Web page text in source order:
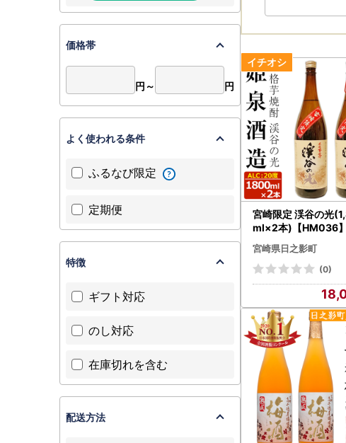
宮崎限定 渓谷の光
ml×2本)【HM036
泉酒造合資会社】
宮崎県日之影町
(0)
価格帯
円～ 円
よく使われる条件
ふるなび限定
定期便
特徴
ギフト対応
のし対応
在庫切れを含む
配送方法